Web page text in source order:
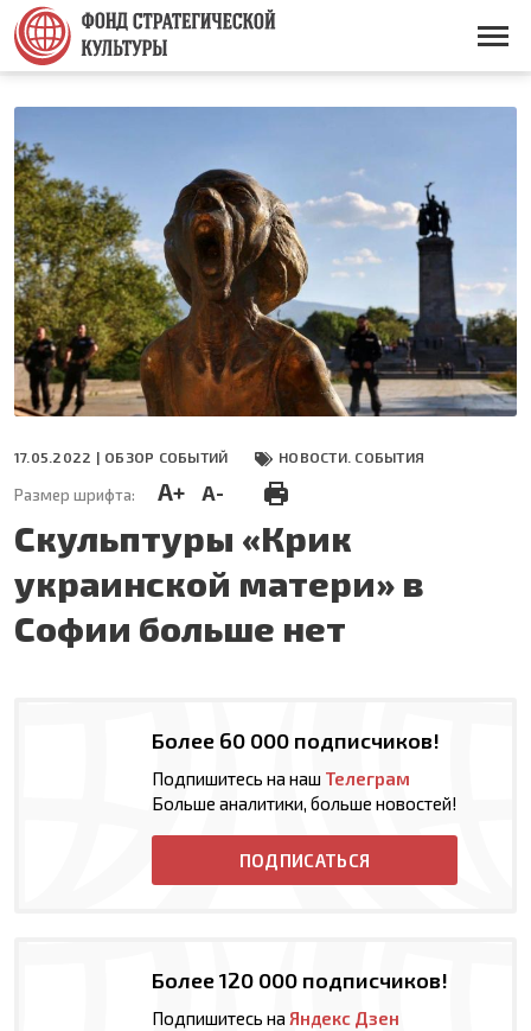
Перейти
основному
содержанию
Основная
17.05.2022 | ОБЗОР СОБЫТИЙ НОВОСТИ. СОБЫТИЯ
Размер шрифта: A+ A-
Скульптуры «Крик
украинской матери» в
Софии больше нет
Более 60 000 подписчиков!
Подпишитесь на наш Телеграм
Больше аналитики, больше новостей!
ПОДПИСАТЬСЯ
Более 120 000 подписчиков!
Подпишитесь на Яндекс Дзен